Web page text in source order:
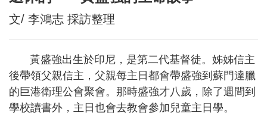
文/ 李鴻志 採訪整理
黃盛強出生於印尼，是第二代基督徒。姊姊信主
後帶領父親信主，父親每主日都會帶盛強到蘇門達臘
的巨港衛理公會聚會。那時盛強才八歲，除了週間到
學校讀書外，主日也會去教會參加兒童主日學。